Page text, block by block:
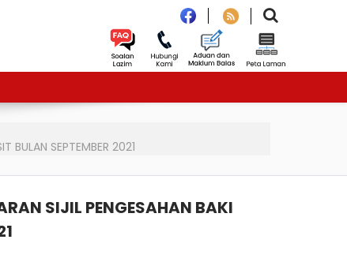
BULAN SEPTEMBER 2021
SIJIL PENGESAHAN BAKI